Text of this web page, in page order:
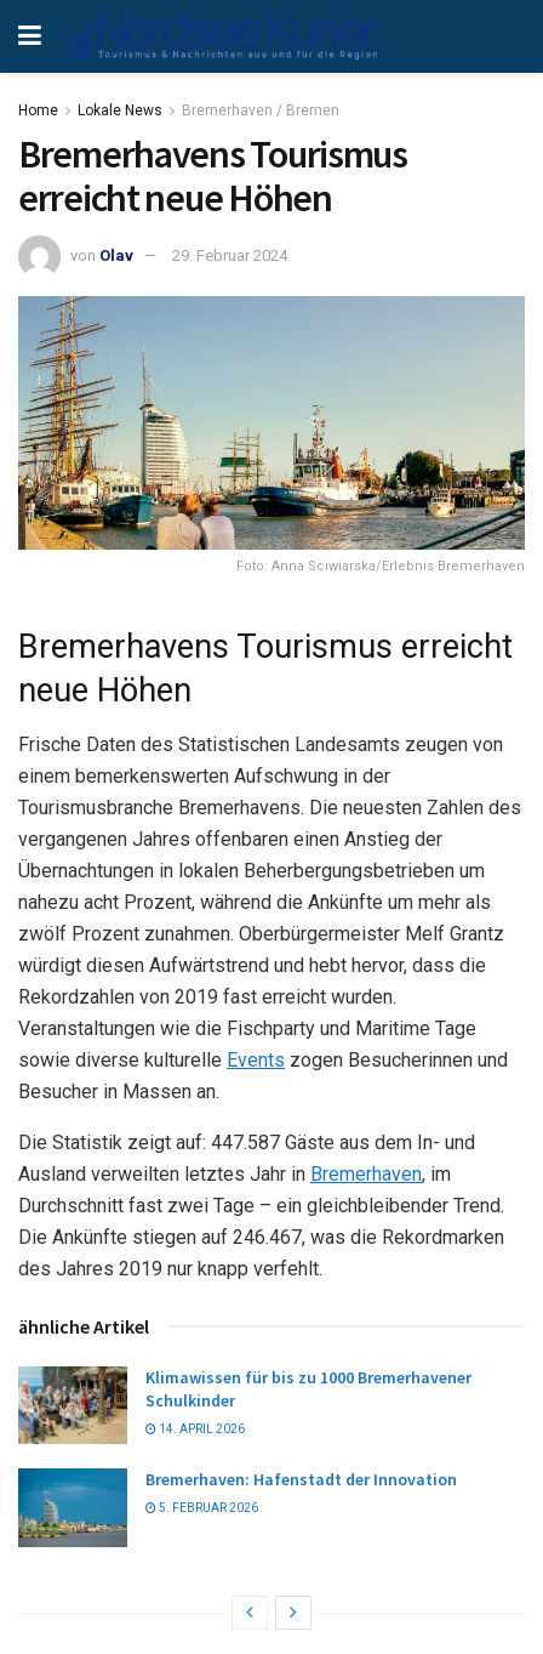
Home Lokale News Bremerhaven / Bremen
Bremerhavens Tourismus
erreicht neue Höhen
von Olav 29. Februar 2024
Foto: Anna Sciwiarska/Erlebnis Bremerhaven
Bremerhavens Tourismus erreicht
neue Höhen
Frische Daten des Statistischen Landesamts zeugen von
einem bemerkenswerten Aufschwung in der
Tourismusbranche Bremerhavens. Die neuesten Zahlen des
vergangenen Jahres offenbaren einen Anstieg der
Übernachtungen in lokalen Beherbergungsbetrieben um
nahezu acht Prozent, während die Ankünfte um mehr als
zwölf Prozent zunahmen. Oberbürgermeister Melf Grantz
würdigt diesen Aufwärtstrend und hebt hervor, dass die
Rekordzahlen von 2019 fast erreicht wurden.
Veranstaltungen wie die Fischparty und Maritime Tage
sowie diverse kulturelle Events zogen Besucherinnen und
Besucher in Massen an.
Die Statistik zeigt auf: 447.587 Gäste aus dem In- und
Ausland verweilten letztes Jahr in Bremerhaven, im
Durchschnitt fast zwei Tage – ein gleichbleibender Trend.
Die Ankünfte stiegen auf 246.467, was die Rekordmarken
des Jahres 2019 nur knapp verfehlt.
ähnliche Artikel
Klimawissen für bis zu 1000 Bremerhavener
Schulkinder
14. APRIL 2026
Bremerhaven: Hafenstadt der Innovation
5. FEBRUAR 2026